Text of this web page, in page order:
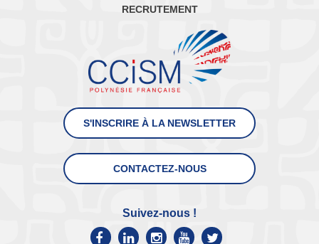
RECRUTEMENT
S'INSCRIRE À LA NEWSLETTER
CONTACTEZ-NOUS
Suivez-nous !